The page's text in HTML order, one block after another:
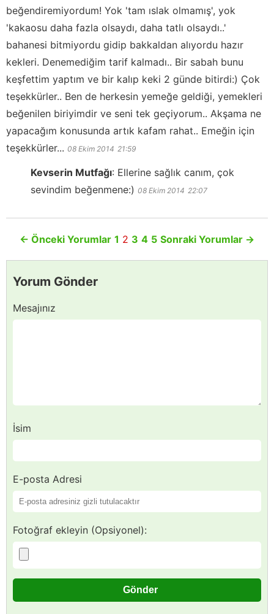
beğendiremiyordum! Yok 'tam ıslak olmamış', yok
'kakaosu daha fazla olsaydı, daha tatlı olsaydı..'
bahanesi bitmiyordu gidip bakkaldan alıyordu hazır
kekleri. Denemediğim tarif kalmadı.. Bir sabah bunu
keşfettim yaptım ve bir kalıp keki 2 günde bitirdi:) Çok
teşekkürler.. Ben de herkesin yemeğe geldiği, yemekleri
beğenilen biriyimdir ve seni tek geçiyorum.. Akşama ne
yapacağım konusunda artık kafam rahat.. Emeğin için
teşekkürler... 08 Ekim 2014 21:59
Kevserin Mutfağı: Ellerine sağlık canım, çok
sevindim beğenmene:) 08 Ekim 2014 22:07
← Önceki Yorumlar 1 2 3 4 5 Sonraki Yorumlar →
Yorum Gönder
Mesajınız
İsim
E-posta Adresi
Fotoğraf ekleyin (Opsiyonel):